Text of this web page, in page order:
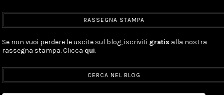
RASSEGNA STAMPA
Se non vuoi perdere le uscite sul blog, iscriviti gratis alla nostra
rassegna stampa. Clicca qui.
CERCA NEL BLOG